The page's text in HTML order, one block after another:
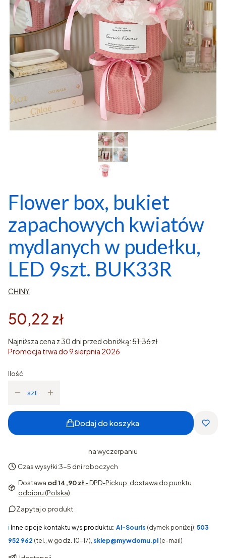
Flower box, bukiet
zapachowych kwiatów
mydlanych w pudełku,
LED 9szt. BUK33R
CHINY
50,22 zł
Najniższa cena z 30 dni przed obniżką:51,36 zł
Promocja trwa do 9 sierpnia 2026
Ilość
szt.
Dodaj do koszyka
na wyczerpaniu
Czas wysyłki:3-5 dni roboczych
Dostawa od 14,90 zł- DPD-Pickup: dostawa do punktu
odbioru (Polska)
Zapytaj o produkt
ℹ️ Inne opcje kontaktu w/s produktu: AI-Souris (dymek poniżej); 503
952 962 (tel., w godz. 10-17), sklep@mywdomu.pl (e-mail)